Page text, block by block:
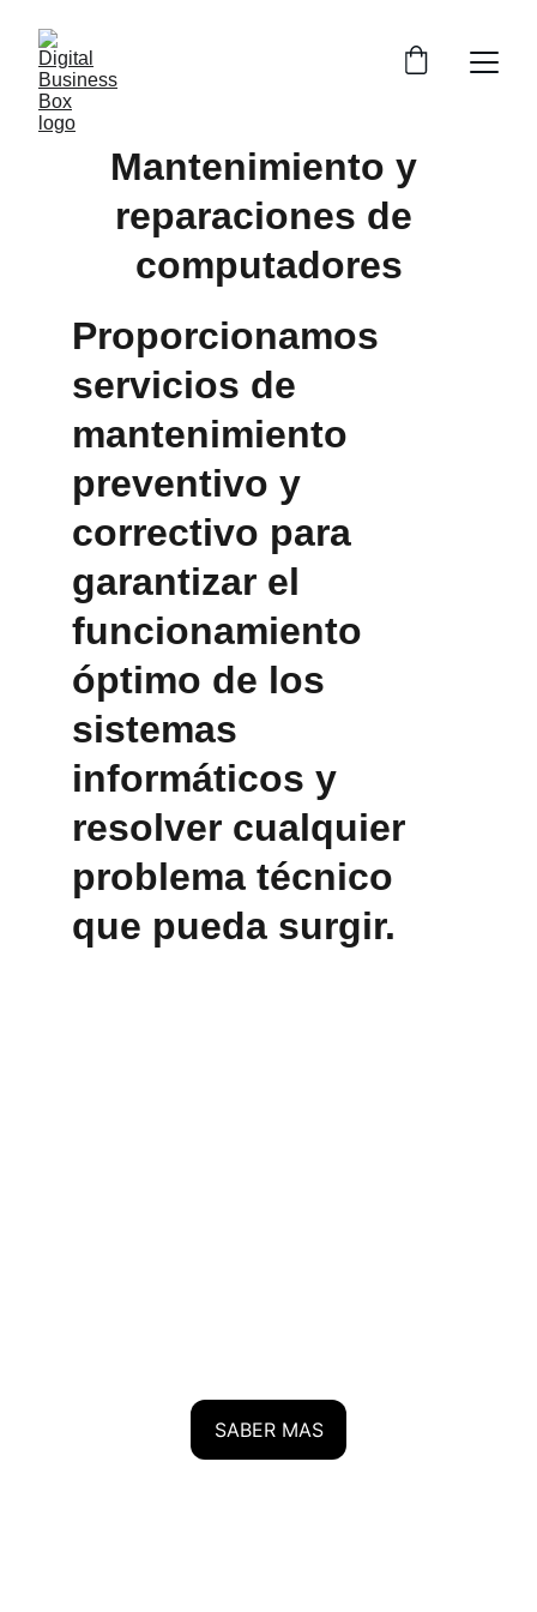
Mantenimiento y
reparaciones de
computadores
Proporcionamos
servicios de
mantenimiento
preventivo y
correctivo para
garantizar el
funcionamiento
óptimo de los
sistemas
informáticos y
resolver cualquier
problema técnico
que pueda surgir.
SABER MAS